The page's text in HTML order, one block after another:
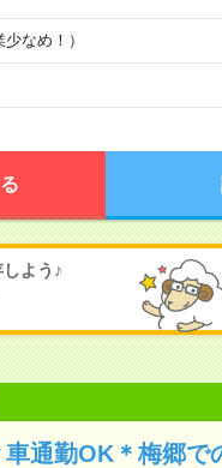
なめ！）
よう♪
通勤OK＊梅郷で